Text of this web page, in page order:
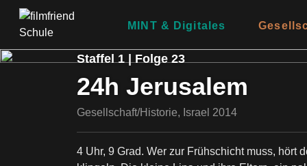
MINT & Digitales
Staffel 1 | Folge 23
24h Jerusalem
Gesellschaft/Historie, Israel 2014
4 Uhr, 9 Grad. Wer zur Frühschicht muss, hört